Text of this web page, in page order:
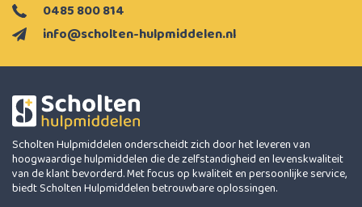
info@scholten-hulpmiddelen.nl
0485 800 814
Scholten Hulpmiddelen onderscheidt zich door het leveren van
hoogwaardige hulpmiddelen die de zelfstandigheid en levenskwaliteit
van de klant bevorderd. Met focus op kwaliteit en persoonlijke service,
biedt Scholten Hulpmiddelen betrouwbare oplossingen.